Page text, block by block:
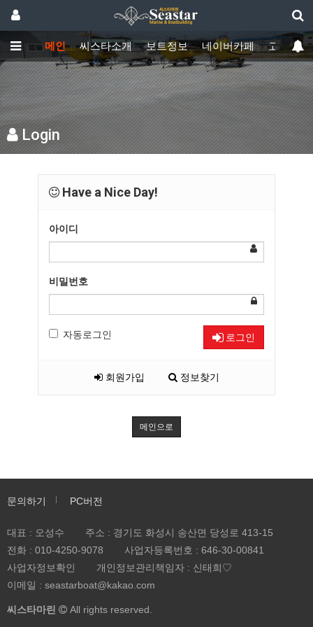
메인 씨스타소개 보트정보 네이버카페 고객센터
Login
Have a Nice Day!
아이디
비밀번호
자동로그인 로그인
회원가입 정보찾기
메인으로
문의하기 PC버전
대표 : 오성수
주소 : 경기도 화성시 송산면 당성로 413-15
전화 : 010-4250-9078 사업자등록번호 : 646-30-00841
사업자정보확인
개인정보관리책임자 : 신태희♡
이메일 : seastarboat@kakao.com
씨스타마린 All rights reserved.